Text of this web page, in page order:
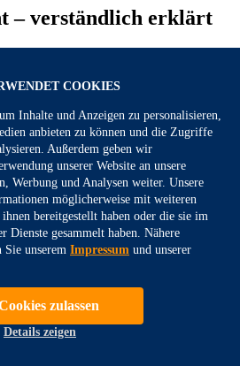
COOKIES
Inhalte und Anzeigen zu personalisieren,
anbieten zu können und die Zugriffe
Außerdem geben wir
unserer Website an unsere
Werbung und Analysen weiter. Unsere
möglicherweise mit weiteren
bereitgestellt haben oder die sie im
Dienste gesammelt haben. Nähere
Sie unserem Impressum und unserer
zulassen
Details zeigen
– verständlich erklärt
eine Maklervollmacht erforderlich.
Versicherern abgeben dürfen –
Vertragsprüfungen oder
lassen sich viele Abstimmungen
E-Mail oder auf digitalem Weg
Schritt ein persönlicher Termin
jedoch nicht, dass ohne Ihre
bestehenden Versicherungsverträgen
zur Vollmacht definiert der
Pflichten und Befugnisse des
für Transparenz, Rechtssicherheit
nachvollziehbar und in Ihrem